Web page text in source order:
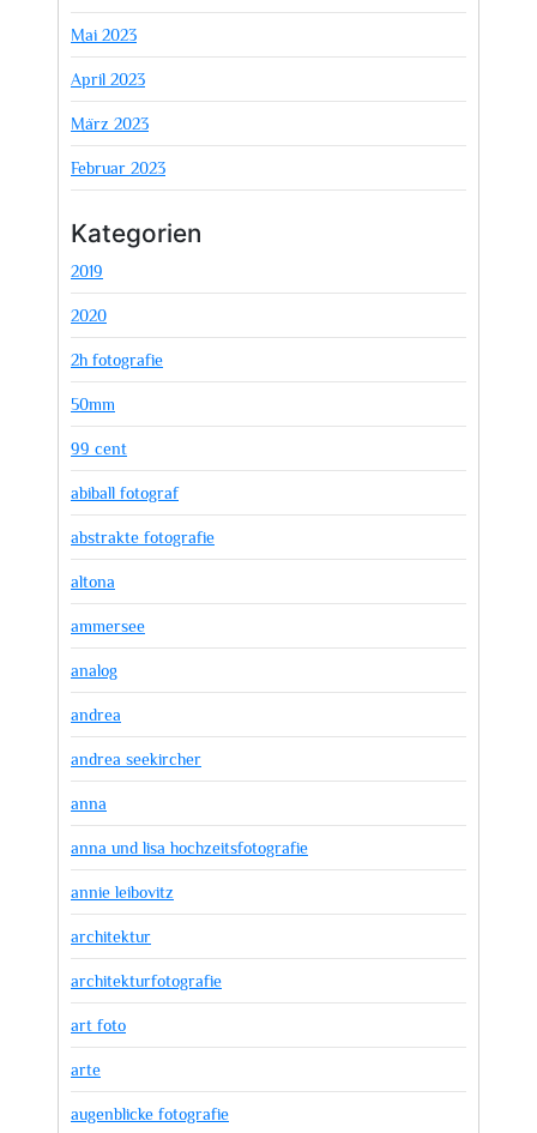
Mai 2023
April 2023
März 2023
Februar 2023
Kategorien
2019
2020
2h fotografie
50mm
99 cent
abiball fotograf
abstrakte fotografie
altona
ammersee
analog
andrea
andrea seekircher
anna
anna und lisa hochzeitsfotografie
annie leibovitz
architektur
architekturfotografie
art foto
arte
augenblicke fotografie